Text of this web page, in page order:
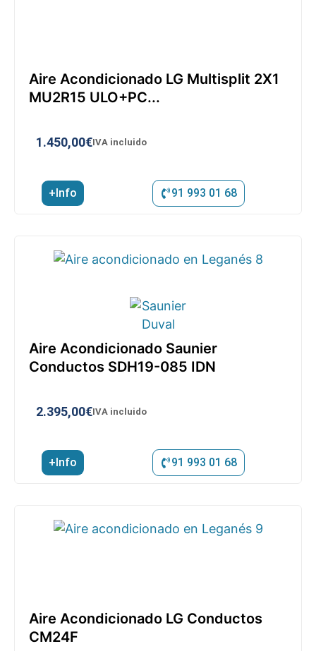
Aire Acondicionado LG Multisplit 2X1
MU2R15 ULO+PC...
1.450,00€IVA incluido
+Info 91 993 01 68
Aire Acondicionado Saunier
Conductos SDH19-085 IDN
2.395,00€IVA incluido
+Info 91 993 01 68
Aire Acondicionado LG Conductos
CM24F